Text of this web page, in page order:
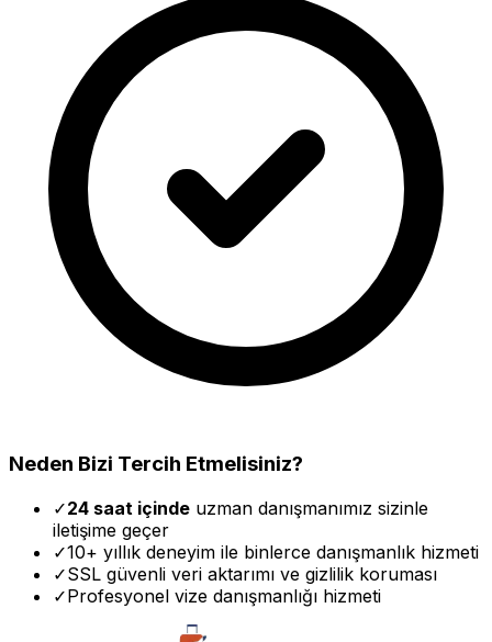
Neden Bizi Tercih Etmelisiniz?
✓24 saat içinde uzman danışmanımız sizinle
iletişime geçer
✓10+ yıllık deneyim ile binlerce danışmanlık hizmeti
✓SSL güvenli veri aktarımı ve gizlilik koruması
✓Profesyonel vize danışmanlığı hizmeti